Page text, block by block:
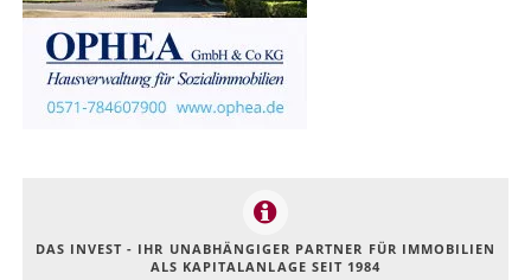
DAS INVEST - IHR UNABHÄNGIGER PARTNER FÜR IMMOBILIEN
ALS KAPITALANLAGE SEIT 1984